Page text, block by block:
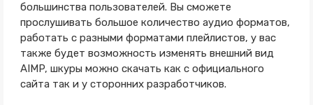
большинства пользователей. Вы сможете
прослушивать большое количество аудио форматов,
работать с разными форматами плейлистов, у вас
также будет возможность изменять внешний вид
AIMP, шкуры можно скачать как с официального
сайта так и у сторонних разработчиков.